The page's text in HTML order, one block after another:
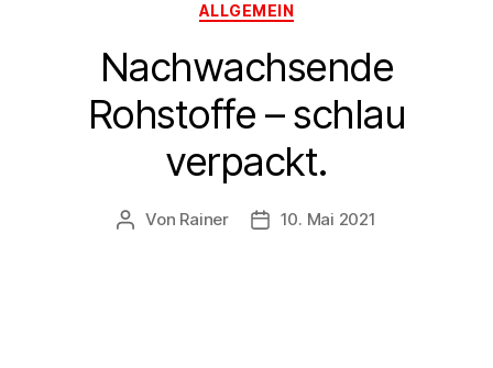
ALLGEMEIN
Nachwachsende
Rohstoffe – schlau
verpackt.
Von Rainer 10. Mai 2021